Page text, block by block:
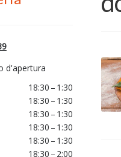
d'apertura
18:30 – 1:30
18:30 – 1:30
18:30 – 1:30
18:30 – 1:30
18:30 – 1:30
18:30 – 2:00